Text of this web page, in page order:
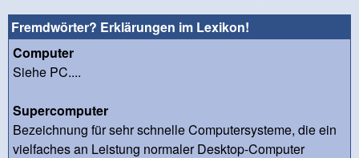
Fremdwörter? Erklärungen im Lexikon!
Computer
Siehe PC....
Supercomputer
Bezeichnung für sehr schnelle Computersysteme, die ein
vielfaches an Leistung normaler Desktop-Computer